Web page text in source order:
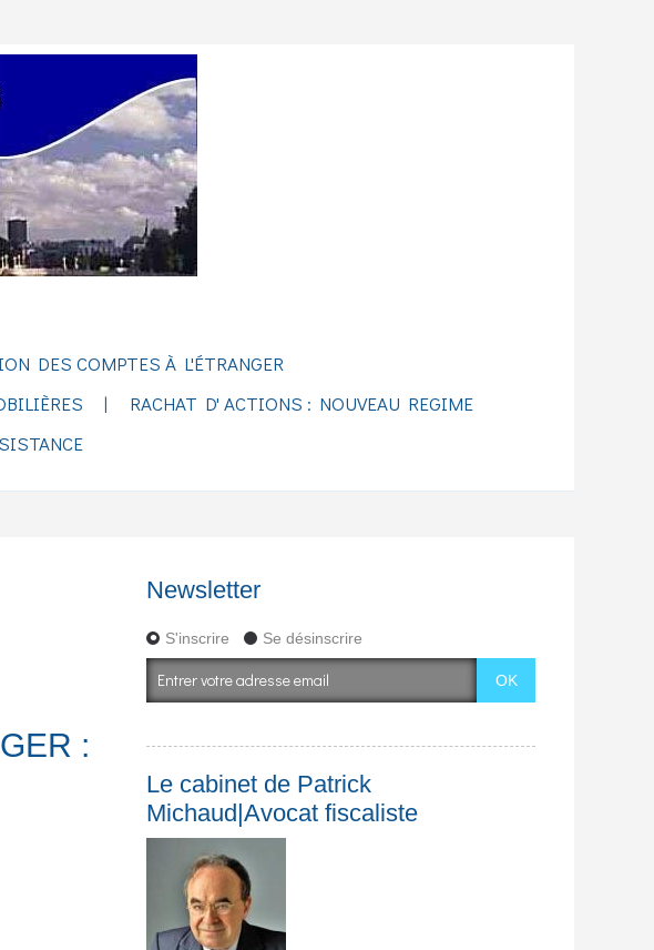
DES COMPTES À L'ÉTRANGER
RACHAT D' ACTIONS : NOUVEAU REGIME
:
Newsletter
S'inscrire Se désinscrire
Le cabinet de Patrick
Michaud|Avocat fiscaliste